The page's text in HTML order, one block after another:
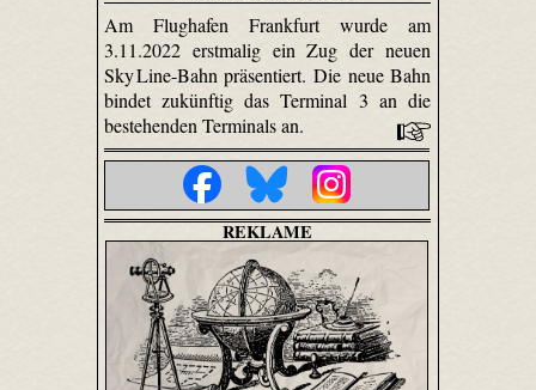
Am Flughafen Frankfurt wurde am
3.11.2022 erstmalig ein Zug der neuen
Sky Line-Bahn präsentiert. Die neue Bahn
bindet zukünftig das Terminal 3 an die
bestehenden Terminals an.
REKLAME